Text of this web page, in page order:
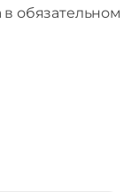
обязательном